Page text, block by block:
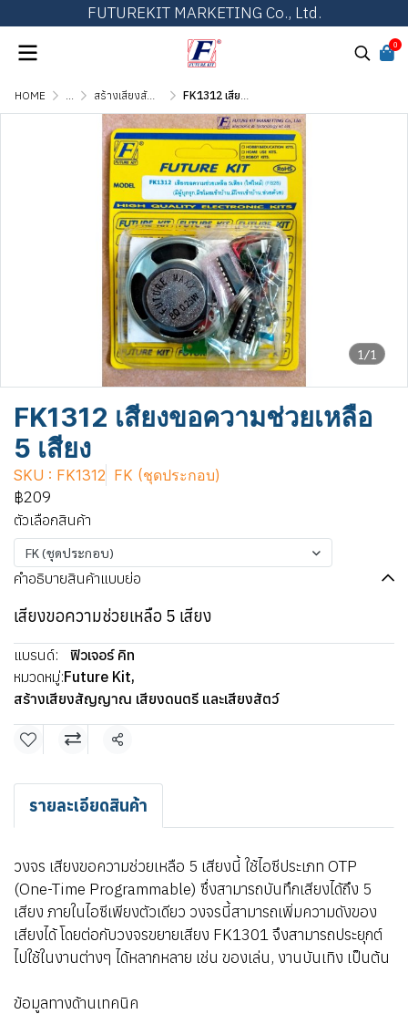
FUTUREKIT MARKETING Co., Ltd.
0
HOME ... สร้างเสียงสัญญาณ เสียงดนตรี และเสียงสัตว์ FK1312 เสียงขอความช่วยเหลือ 5 เสียง
1/1
FK1312 เสียงขอความช่วยเหลือ
5 เสียง
SKU : FK1312 FK (ชุดประกอบ)
฿209
ตัวเลือกสินค้า
FK (ชุดประกอบ)
คำอธิบายสินค้าแบบย่อ
เสียงขอความช่วยเหลือ 5 เสียง
แบรนด์:
ฟิวเจอร์ คิท
หมวดหมู่:Future Kit,
สร้างเสียงสัญญาณ เสียงดนตรี และเสียงสัตว์
แชร์
รายละเอียดสินค้า
วงจร เสียงขอความช่วยเหลือ 5 เสียงนี้ ใช้ไอซีประเภท OTP
(One-Time Programmable) ซึ่งสามารถบันทึกเสียงได้ถึง 5
เสียง ภายในไอซีเพียงตัวเดียว วงจรนี้สามารถเพิ่มความดังของ
เสียงได้ โดยต่อกับวงจรขยายเสียง FK1301 จึงสามารถประยุกต์
ไปใช้ในงานต่างๆ ได้หลากหลาย เช่น ของเล่น, งานบันเทิง เป็นต้น
ข้อมูลทางด้านเทคนิค